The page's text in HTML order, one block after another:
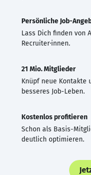
Persönliche Job-
Lass Dich finden von
Recruiter·innen.
21 Mio. Mitglieder
Knüpf neue Kontakte
besseres Job-Leben.
Kostenlos profitieren
Schon als Basis-
deutlich optimieren.